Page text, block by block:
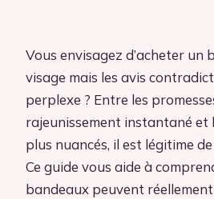
Vous envisagez d’acheter un
visage mais les avis
perplexe ? Entre les
rajeunissement instantané et
plus nuancés, il est légitime
Ce guide vous aide à
bandeaux peuvent